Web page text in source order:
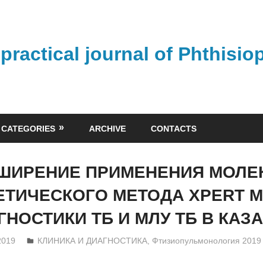
journal of
CATEGORIES ARCHIVE CONTACTS
ПРИМЕНЕНИЯ
МЕТОДА XPERT
ТБ И МЛУ ТБ В
admin
КЛИНИКА И ДИАГНОСТИКА, Фтизиопульмонология 2019